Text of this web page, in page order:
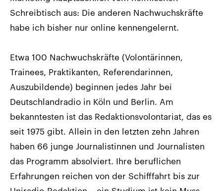
Schreibtisch aus: Die anderen Nachwuchskräfte
habe ich bisher nur online kennengelernt.
Etwa 100 Nachwuchskräfte (Volontärinnen,
Trainees, Praktikanten, Referendarinnen,
Auszubildende) beginnen jedes Jahr bei
Deutschlandradio in Köln und Berlin. Am
bekanntesten ist das Redaktionsvolontariat, das es
seit 1975 gibt. Allein in den letzten zehn Jahren
haben 66 junge Journalistinnen und Journalisten
das Programm absolviert. Ihre beruflichen
Erfahrungen reichen von der Schifffahrt bis zur